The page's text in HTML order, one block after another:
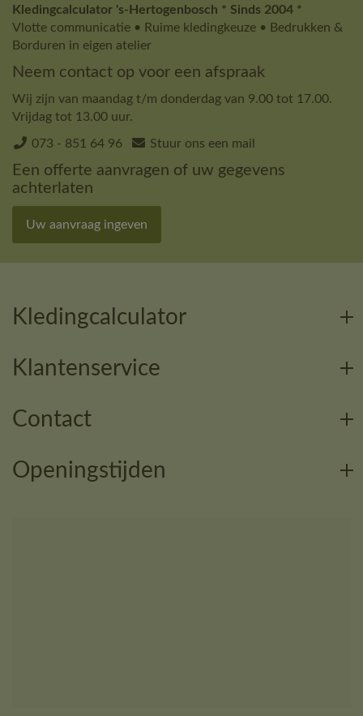
Kledingcalculator 's-Hertogenbosch * Sinds 2004 *
Vlotte communicatie • Ruime kledingkeuze • Bedrukken &
Borduren in eigen atelier
Neem contact op voor een afspraak
Wij zijn van maandag t/m donderdag van 9.00 tot 17.00.
Vrijdag tot 13.00 uur.
073 - 851 64 96 Stuur ons een mail
Een offerte aanvragen of uw gegevens
achterlaten
Uw aanvraag ingeven
Kledingcalculator
Klantenservice
Contact
Openingstijden